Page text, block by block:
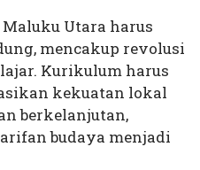
Utara harus
mencakup revolusi
Kurikulum harus
kekuatan lokal
berkelanjutan,
budaya menjadi